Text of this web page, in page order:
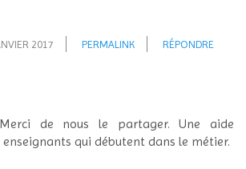
2017 PERMALINK RÉPONDRE
de nous le partager. Une aide
enseignants qui débutent dans le métier.